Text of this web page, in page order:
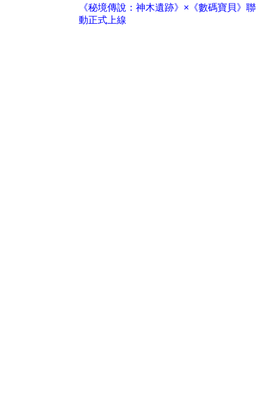
《秘境傳說：神木遺跡》×《數碼寶貝》聯
動正式上線